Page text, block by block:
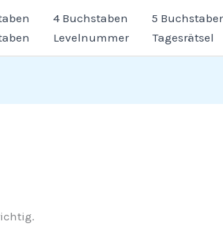
4 Buchstaben 5
Levelnummer Tagesrätsel